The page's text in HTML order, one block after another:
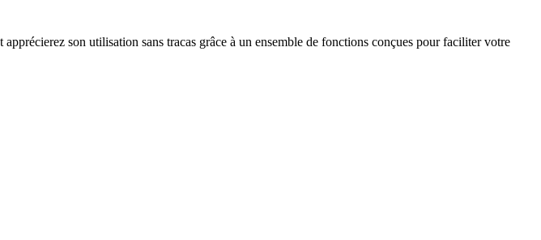
son utilisation sans tracas grâce à un ensemble de fonctions conçues pour faciliter votre